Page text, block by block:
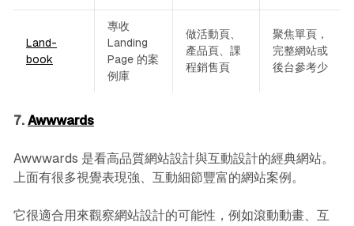
Land-
book
專收
Landing
Page 的案
例庫
做活動頁、
產品頁、課
程銷售頁
聚焦單頁，
完整網站或
後台參考少
7. Awwwards
Awwwards 是看高品質網站設計與互動設計的經典網站。
上面有很多視覺表現強、互動細節豐富的網站案例。
它很適合用來觀察網站設計的可能性，例如滾動動畫、互